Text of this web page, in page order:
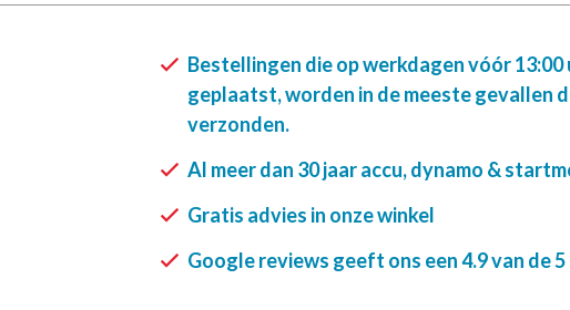
Bestellingen die op werkdagen vóór 13:00
geplaatst, worden in de meeste gevallen
verzonden.
Al meer dan 30 jaar accu, dynamo &
Gratis advies in onze winkel
Google reviews geeft ons een 4.9 van de